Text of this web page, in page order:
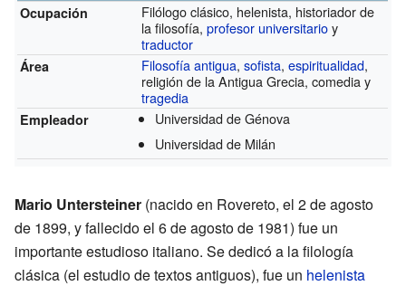
Ocupación
Filólogo clásico, helenista, historiador de
la filosofía,profesor universitarioy
traductor
Área Filosofía antigua,sofista,espiritualidad,
religión de la Antigua Grecia, comedia y
tragedia
Empleador
Universidad de Génova
Universidad de Milán
Mario Untersteiner (nacido en Rovereto, el 2 de agosto
de 1899, y fallecido el 6 de agosto de 1981) fue un
importante estudioso italiano. Se dedicó a la filología
clásica (el estudio de textos antiguos), fue un helenista